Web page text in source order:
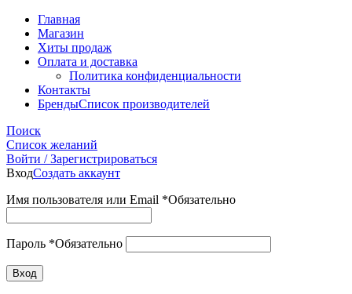
Главная
Магазин
Хиты продаж
Оплата и доставка
Политика конфиденциальности
Контакты
БрендыСписок производителей
Поиск
Список желаний
Войти / Зарегистрироваться
ВходСоздать аккаунт
Имя пользователя или Email *Обязательно
Пароль *Обязательно
Вход